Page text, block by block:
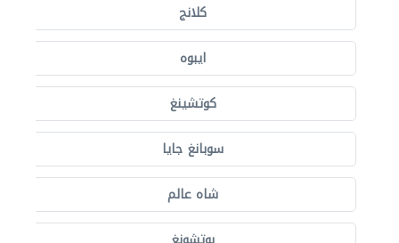
كلانج
ايبوه
كوتشينغ
سوبانغ جايا
شاه عالم